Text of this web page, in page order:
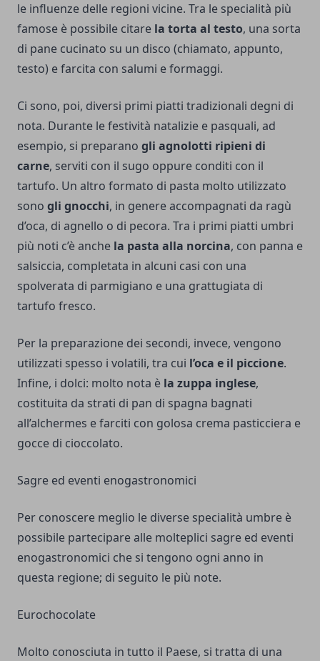
le influenze delle regioni vicine. Tra le specialità più
famose è possibile citare la torta al testo, una sorta
di pane cucinato su un disco (chiamato, appunto,
testo) e farcita con salumi e formaggi.
Ci sono, poi, diversi primi piatti tradizionali degni di
nota. Durante le festività natalizie e pasquali, ad
esempio, si preparano gli agnolotti ripieni di
carne, serviti con il sugo oppure conditi con il
tartufo. Un altro formato di pasta molto utilizzato
sono gli gnocchi, in genere accompagnati da ragù
d’oca, di agnello o di pecora. Tra i primi piatti umbri
più noti c’è anche la pasta alla norcina, con panna e
salsiccia, completata in alcuni casi con una
spolverata di parmigiano e una grattugiata di
tartufo fresco.
Per la preparazione dei secondi, invece, vengono
utilizzati spesso i volatili, tra cui l’oca e il piccione.
Infine, i dolci: molto nota è la zuppa inglese,
costituita da strati di pan di spagna bagnati
all’alchermes e farciti con golosa crema pasticciera e
gocce di cioccolato.
Sagre ed eventi enogastronomici
Per conoscere meglio le diverse specialità umbre è
possibile partecipare alle molteplici sagre ed eventi
enogastronomici che si tengono ogni anno in
questa regione; di seguito le più note.
Eurochocolate
Molto conosciuta in tutto il Paese, si tratta di una